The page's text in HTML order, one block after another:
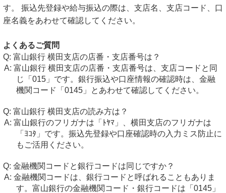
す。 振込先登録や給与振込の際は、支店名、支店コード、口
座名義をあわせて確認してください。
よくあるご質問
富山銀行 横田支店の店番・支店番号は？
富山銀行 横田支店の店番・支店番号は、支店コードと同
じ「015」です。銀行振込や口座情報の確認時は、金融
機関コード「0145」とあわせて確認してください。
富山銀行 横田支店の読み方は？
富山銀行のフリガナは「ﾄﾔﾏ」、横田支店のフリガナは
「ﾖｺﾀ」です。振込先登録や口座確認時の入力ミス防止に
もご活用ください。
金融機関コードと銀行コードは同じですか？
金融機関コードは、銀行コードと呼ばれることもありま
す。富山銀行の金融機関コード・銀行コードは「0145」